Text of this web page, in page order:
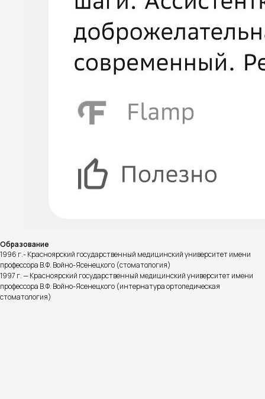
Образование
1996 г.- Красноярский государственный медицинский университет имени
профессора В.Ф. Войно-Ясенецкого (стоматология)
1997 г. — Красноярский государственный медицинский университет имени
профессора В.Ф. Войно-Ясенецкого (интернатура ортопедическая
стоматология)